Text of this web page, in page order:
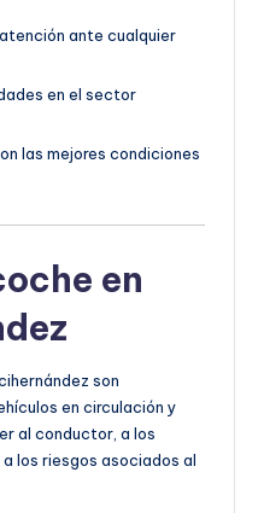
ante cualquier
en el sector
las mejores condiciones
en
son
en circulación y
al conductor, a los
los riesgos asociados al